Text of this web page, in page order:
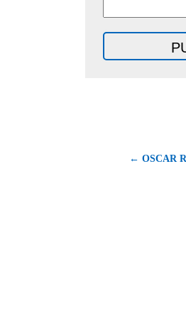
← OSCAR